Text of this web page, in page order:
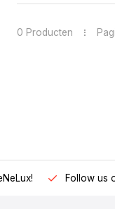
0 Producten
Follow us